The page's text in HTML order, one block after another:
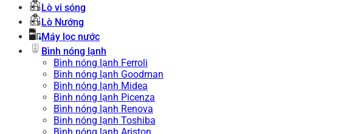
Lò vi sóng
Lò Nướng
Máy lọc nước
Bình nóng lạnh
Bình nóng lạnh Ferroli
Bình nóng lạnh Goodman
Bình nóng lạnh Midea
Bình nóng lạnh Picenza
Bình nóng lạnh Renova
Bình nóng lạnh Toshiba